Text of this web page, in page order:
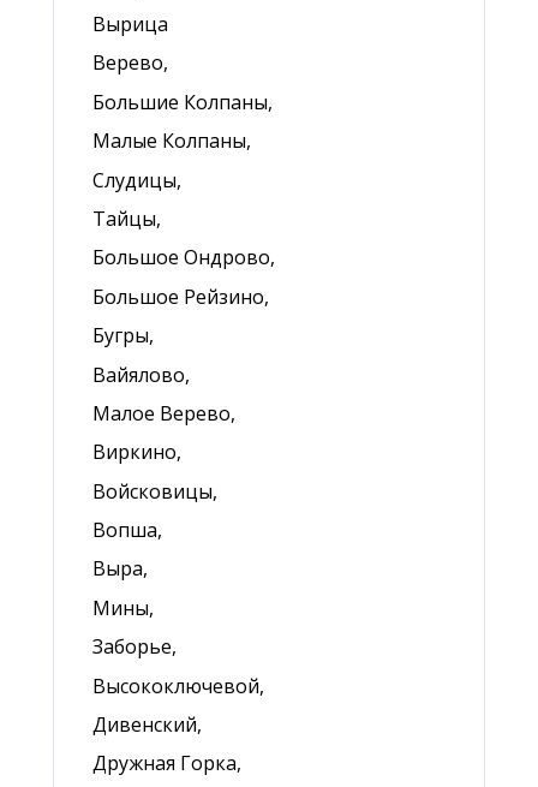
Вырица
Верево,
Большие Колпаны,
Малые Колпаны,
Слудицы,
Тайцы,
Большое Ондрово,
Большое Рейзино,
Бугры,
Вайялово,
Малое Верево,
Виркино,
Войсковицы,
Вопша,
Выра,
Мины,
Заборье,
Высокоключевой,
Дивенский,
Дружная Горка,